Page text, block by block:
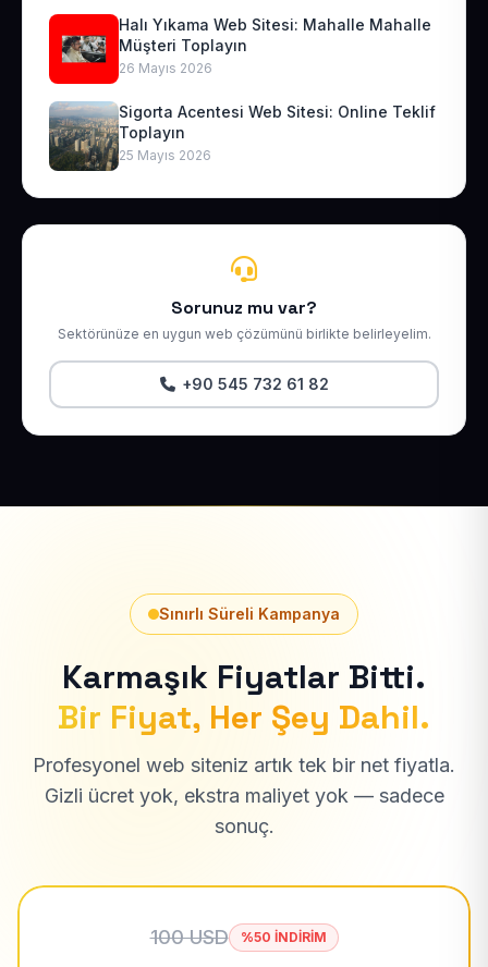
Halı Yıkama Web Sitesi: Mahalle Mahalle
Müşteri Toplayın
26 Mayıs 2026
Sigorta Acentesi Web Sitesi: Online Teklif
Toplayın
25 Mayıs 2026
Sorunuz mu var?
Sektörünüze en uygun web çözümünü birlikte belirleyelim.
+90 545 732 61 82
Sınırlı Süreli Kampanya
Karmaşık Fiyatlar Bitti.
Bir Fiyat, Her Şey Dahil.
Profesyonel web siteniz artık tek bir net fiyatla.
Gizli ücret yok, ekstra maliyet yok — sadece
sonuç.
100 USD %50 İNDİRİM